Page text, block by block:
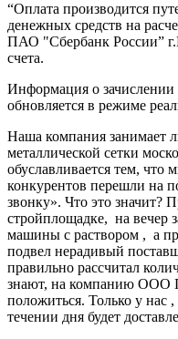
“Оплата производится
денежных средств на
ПАО "Сбербанк России”
счета.
Информация о
обновляется в режиме
Наша компания занимает
металлической сетки
обуславливается тем,
конкурентов перешли на
звонку». Что это значит?
стройплощадке, на вечер
машины с раствором , а
подвел нерадивый
правильно рассчитал
знают, на компанию
положиться. Только у нас ,
течении дня будет